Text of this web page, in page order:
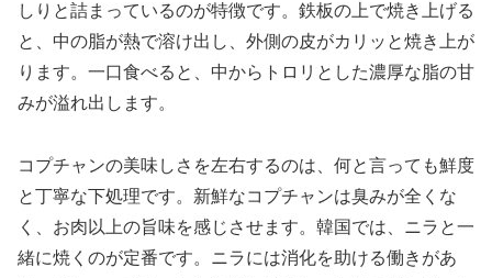
しりと詰まっているのが特徴です。鉄板の上で焼き上げる
と、中の脂が熱で溶け出し、外側の皮がカリッと焼き上が
ります。一口食べると、中からトロリとした濃厚な脂の甘
みが溢れ出します。
コプチャンの美味しさを左右するのは、何と言っても鮮度
と丁寧な下処理です。新鮮なコプチャンは臭みが全くな
く、お肉以上の旨味を感じさせます。韓国では、ニラと一
緒に焼くのが定番です。ニラには消化を助ける働きがあ